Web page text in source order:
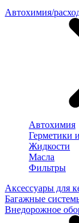
Автохимия/
Автохимия
Герметики
Жидкости
Масла
Фильтры
Аксессуары для
Багажные
Внедорожное